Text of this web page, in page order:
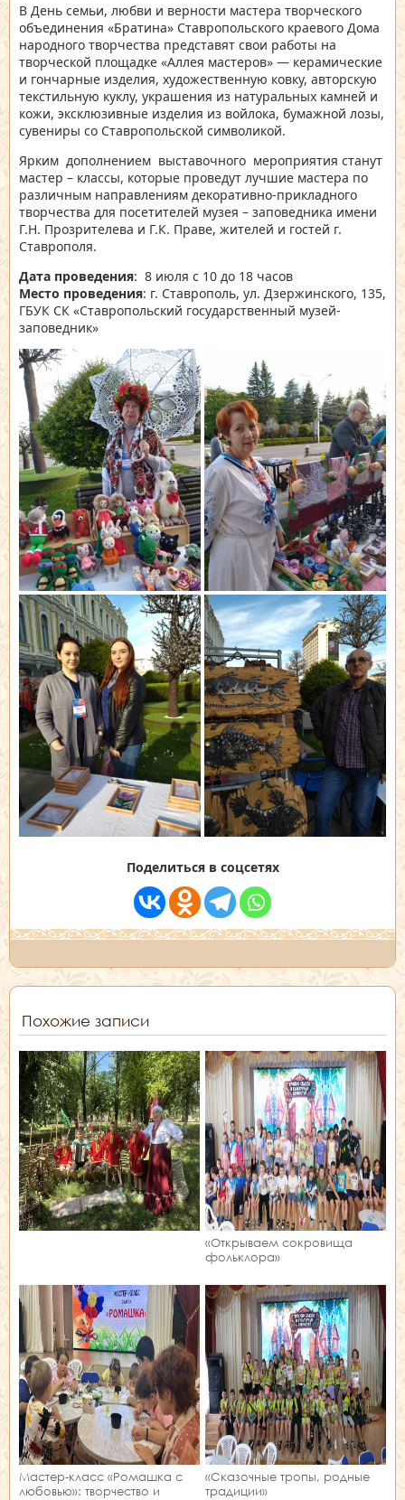
В День семьи, любви и верности мастера творческого
объединения «Братина» Ставропольского краевого Дома
народного творчества представят свои работы на
творческой площадке «Аллея мастеров» — керамические
и гончарные изделия, художественную ковку, авторскую
текстильную куклу, украшения из натуральных камней и
кожи, эксклюзивные изделия из войлока, бумажной лозы,
сувениры со Ставропольской символикой.
Ярким дополнением выставочного мероприятия станут
мастер – классы, которые проведут лучшие мастера по
различным направлениям декоративно-прикладного
творчества для посетителей музея – заповедника имени
Г.Н. Прозрителева и Г.К. Праве, жителей и гостей г.
Ставрополя.
Дата проведения: 8 июля с 10 до 18 часов
Место проведения: г. Ставрополь, ул. Дзержинского, 135,
ГБУК СК «Ставропольский государственный музей-
заповедник»
Поделиться в соцсетях
Похожие записи
«Открываем сокровища
фольклора»
Мастер‑класс «Ромашка с
любовью»: творчество и
«Сказочные тропы, родные
традиции»